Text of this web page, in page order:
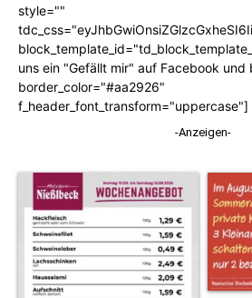
style=""
uns ein "Gefällt mir" auf Facebook und
border_color="#aa2926"
f_header_font_transform="uppercase"]
-Anzeigen-